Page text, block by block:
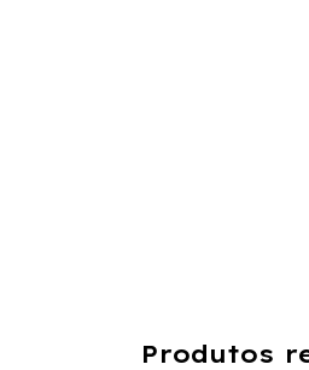
Produtos